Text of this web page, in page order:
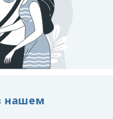
нашем